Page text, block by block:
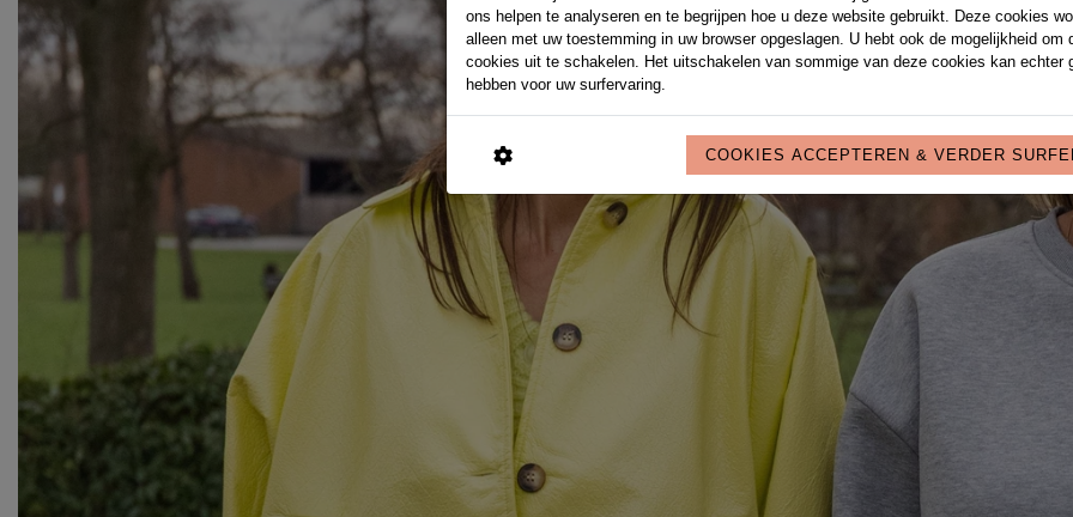
ons helpen te analyseren en te begrijpen hoe u deze website gebruikt. Deze cookies
alleen met uw toestemming in uw browser opgeslagen. U hebt ook de mogelijkheid om
cookies uit te schakelen. Het uitschakelen van sommige van deze cookies kan echter
hebben voor uw surfervaring.
COOKIES ACCEPTEREN & VERDER